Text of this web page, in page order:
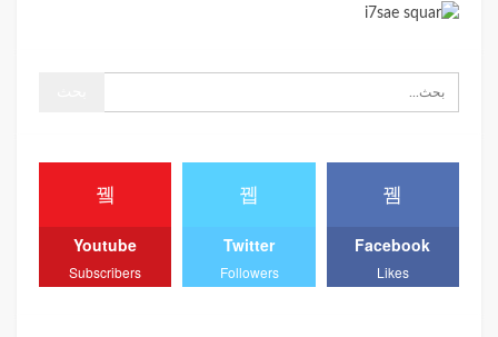
Facebook
Likes
Twitter
Followers
Youtube
Subscribers